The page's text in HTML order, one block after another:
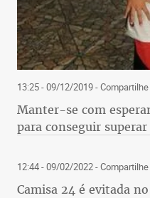
13:25 - 09/12/2019- Compartilhe
Manter-se com
para conseguir
12:44 - 09/02/2022- Compartilhe
Camisa 24 é evitada